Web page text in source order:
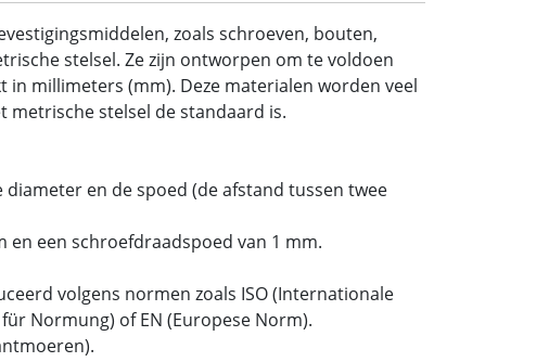
zoals schroeven, bouten,
stelsel. Ze zijn ontworpen om te voldoen
millimeters (mm). Deze materialen worden veel
metrische stelsel de standaard is.
en de spoed (de afstand tussen twee
en een schroefdraadspoed van 1 mm.
volgens normen zoals ISO (Internationale
Normung) of EN (Europese Norm).